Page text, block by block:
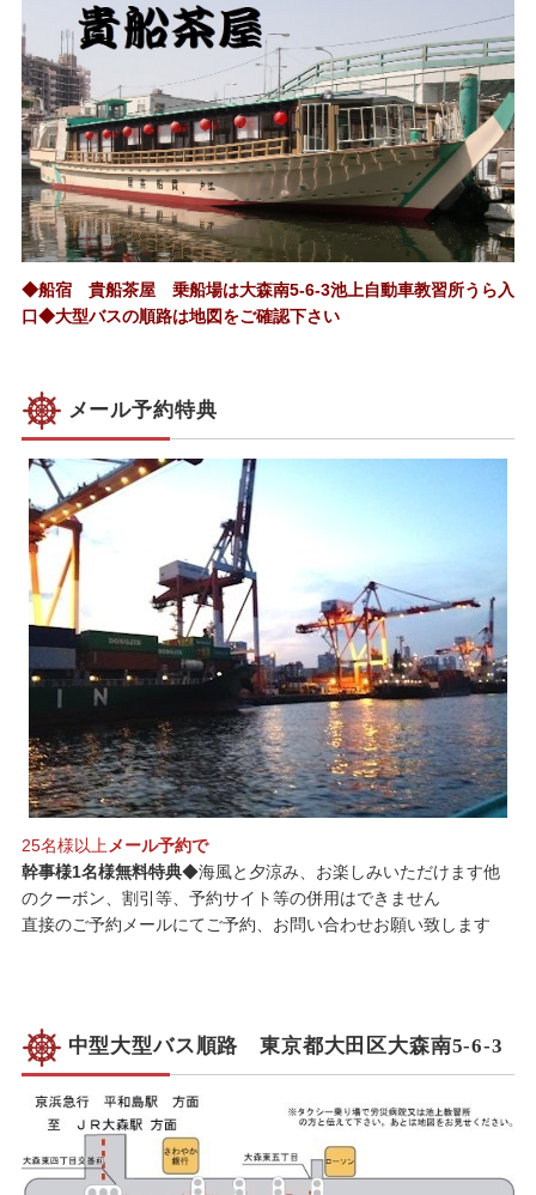
◆船宿 貴船茶屋 乗船場は大森南5-6-3池上自動車教習所うら入
口◆大型バスの順路は地図をご確認下さい
メール予約特典
25名様以上 メール予約で
幹事様1名様無料特典◆海風と夕涼み、お楽しみいただけます他
のクーボン、割引等、予約サイト等の併用はできません
直接のご予約メールにてご予約、お問い合わせお願い致します
中型大型バス順路 東京都大田区大森南5-6-3